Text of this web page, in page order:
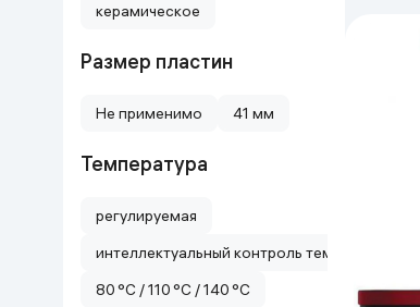
керамическое
Размер пластин
Не применимо 41 мм
Температура
регулируемая
интеллектуальный контроль температуры
80 °C / 110 °C / 140 °C